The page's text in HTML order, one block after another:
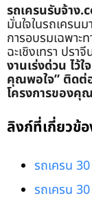
รถเครนรับจ้าง
มั่นใจในรถเคร
การอบรมเฉพา
ฉะเชิงเทรา ปรา
งานเร่งด่วน ไว้
คุณพอใจ” ติดต่
โครงการของคุ
ลิงก์ที่เกี่ยวข้
รถเครน
รถเครน